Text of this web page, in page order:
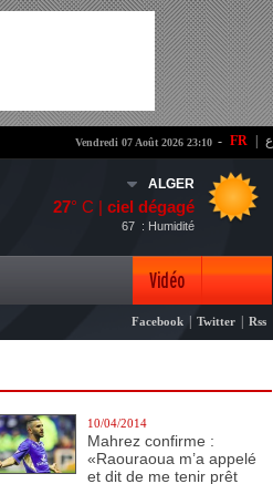
- FR ع Vendredi 07 Août 2026 23:10
ALGER
27° C | ciel dégagé
: Humidité
67
Vidéo
Photo
Facebook Twitter Rss
10/04/2014
Mahrez confirme :
«Raouraoua m’a appelé
et dit de me tenir prêt